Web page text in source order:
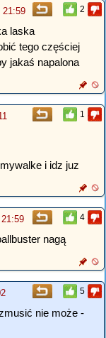
2
21:59
laska
tego częściej
jakaś napalona
1
i idz juz
4
nagą
5
nie może -